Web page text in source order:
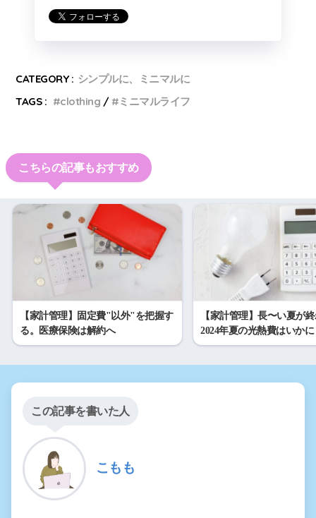
CATEGORY : シンプルに、ミニマルに
TAGS :
clothing ミニマルライフ
こちらの記事もおすすめ
【家計管理】固定費"以外"を把握す
る。医療保険は解約へ
【家計管理】長〜い夏が
2024年夏の光熱費はいかに
この記事を書いた人
こもも